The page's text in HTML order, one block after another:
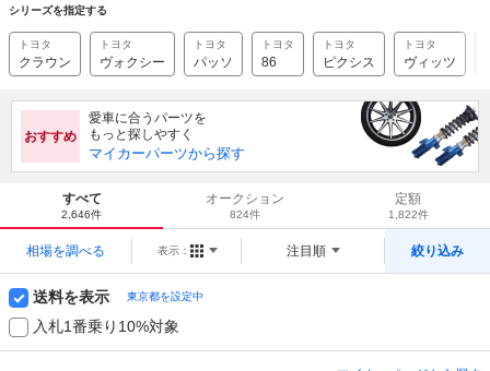
シリーズを指定する
トヨタ
クラウン
トヨタ
ヴォクシー
トヨタ
パッソ
トヨタ
86
トヨタ
ピクシス
トヨタ
ヴィッツ
おすすめ
愛車に合うパーツを
もっと探しやすく
マイカーパーツから探す
すべて
2,646件
オークション
824件
定額
1,822件
相場を調べる 表示： 注目順 絞り込み
送料を表示 東京都を設定中
入札1番乗り10%対象